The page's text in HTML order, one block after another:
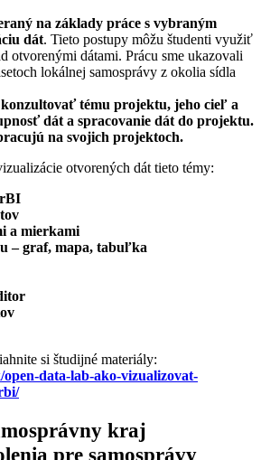
na základy práce s vybraným
dát. Tieto postupy môžu študenti využiť
otvorenými dátami. Prácu sme ukazovali
lokálnej samosprávy z okolia sídla
tému projektu, jeho cieľ a
dát a spracovanie dát do projektu.
na svojich projektoch.
otvorených dát tieto témy:
a mierkami
– graf, mapa, tabuľka
si študijné materiály:
data-lab-ako-vizualizovat-
kraj
pre samosprávy